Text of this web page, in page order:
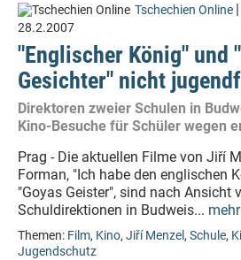
Tschechien Online |
28.2.2007
"Englischer König" und
Gesichter" nicht
Direktoren zweier Schulen in
Kino-Besuche für Schüler wegen
Prag - Die aktuellen Filme von Jiří
Forman, "Ich habe den englischen
"Goyas Geister", sind nach Ansicht
Schuldirektionen in Budweis... mehr
Themen: Film, Kino, Jiří Menzel, Schule,
Jugendschutz